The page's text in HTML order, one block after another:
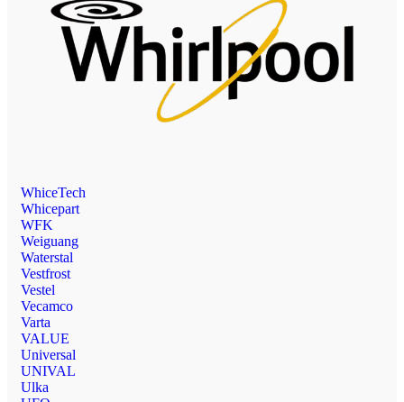
WhiceTech
Whicepart
WFK
Weiguang
Waterstal
Vestfrost
Vestel
Vecamco
Varta
VALUE
Universal
UNIVAL
Ulka